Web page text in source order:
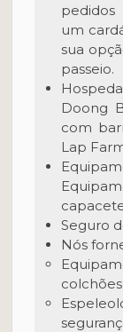
pedidos
um
sua
passeio.
Doong
com
Lap
Seguro
Nós